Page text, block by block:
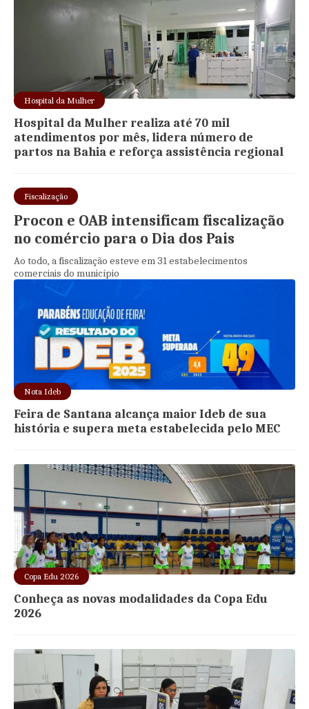
Hospital da Mulher
Hospital da Mulher realiza até 70 mil
atendimentos por mês, lidera número de
partos na Bahia e reforça assistência regional
Fiscalização
Procon e OAB intensificam fiscalização
no comércio para o Dia dos Pais
Ao todo, a fiscalização esteve em 31 estabelecimentos
comerciais do município
Nota Ideb
Feira de Santana alcança maior Ideb de sua
história e supera meta estabelecida pelo MEC
Copa Edu 2026
Conheça as novas modalidades da Copa Edu
2026